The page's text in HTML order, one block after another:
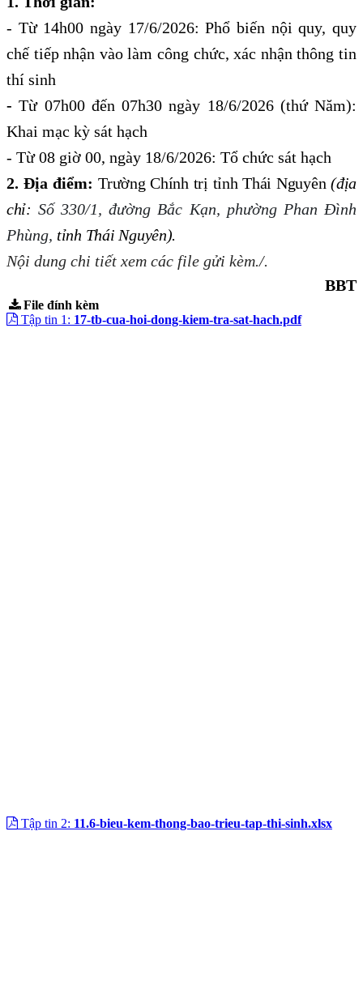
- Từ 14h00 ngày 17/6/2026: Phổ biến nội quy, quy
chế tiếp nhận vào làm công chức, xác nhận thông tin
thí sinh
-Từ 07h00 đến 07h30 ngày 18/6/2026 (thứ Năm):
Khai mạc kỳ sát hạch
- Từ 08 giờ 00, ngày 18/6/2026: Tổ chức sát hạch
2. Địa điểm:Trường Chính trị tỉnh Thái Nguyên(địa
chỉ: Số 330/1, đường Bắc Kạn, phường Phan Đình
Phùng, tỉnh Thái Nguyên).
Nội dung chi tiết xem các file gửi kèm./.
BBT
File đính kèm
Tập tin 1: 17-tb-cua-hoi-dong-kiem-tra-sat-hach.pdf
Tập tin 2: 11.6-bieu-kem-thong-bao-trieu-tap-thi-sinh.xlsx